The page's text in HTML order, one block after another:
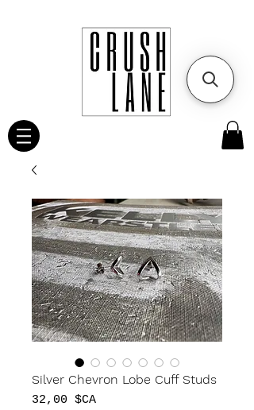
Silver Chevron Lobe Cuff Studs
32,00 $CAPrix